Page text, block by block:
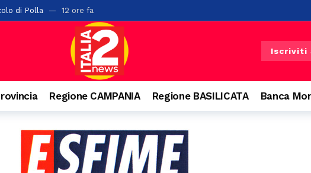
di Polla 12 ore fa
sulla “Bussentina”: chiuso temporaneamente un tratto a Buonabitacolo
e cereali alla base della dieta romana
edizione: tre serate di spettacolo, cultura e grandi protagonisti
42 posti letto abusivi: scatta la sospensione dell’attività
articoli nel potentino: otto commercianti segnalati
63enne: ha acceso il fuoco per bruciare un nido di vespe
Iscriviti
Regione CAMPANIA Regione BASILICATA Banca